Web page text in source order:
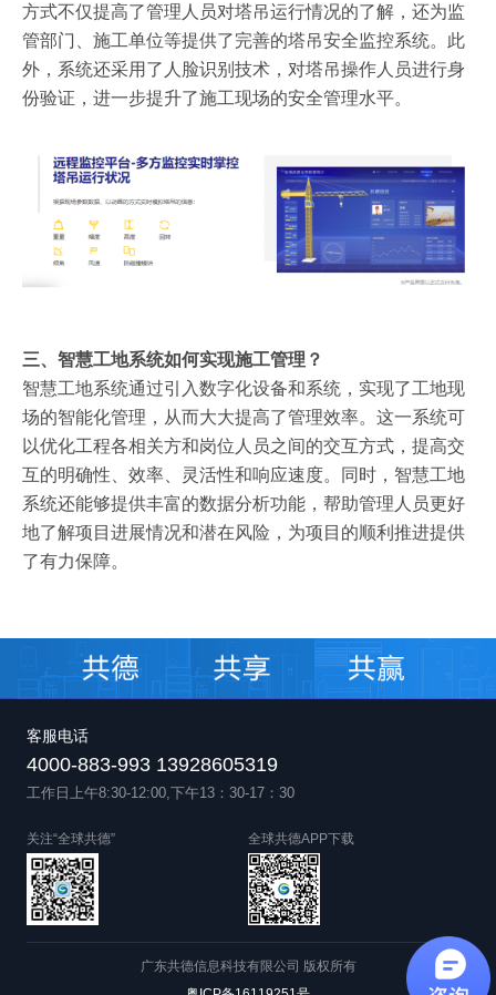
方式不仅提高了管理人员对塔吊运行情况的了解，还为监
管部门、施工单位等提供了完善的塔吊安全监控系统。此
外，系统还采用了人脸识别技术，对塔吊操作人员进行身
份验证，进一步提升了施工现场的安全管理水平。
三、智慧工地系统如何实现施工管理？
智慧工地系统通过引入数字化设备和系统，实现了工地现
场的智能化管理，从而大大提高了管理效率。这一系统可
以优化工程各相关方和岗位人员之间的交互方式，提高交
互的明确性、效率、灵活性和响应速度。同时，智慧工地
系统还能够提供丰富的数据分析功能，帮助管理人员更好
地了解项目进展情况和潜在风险，为项目的顺利推进提供
了有力保障。
客服电话
4000-883-993 13928605319
工作日上午8:30-12:00,下午13：30-17：30
关注“全球共德” 全球共德APP下载
广东共德信息科技有限公司 版权所有